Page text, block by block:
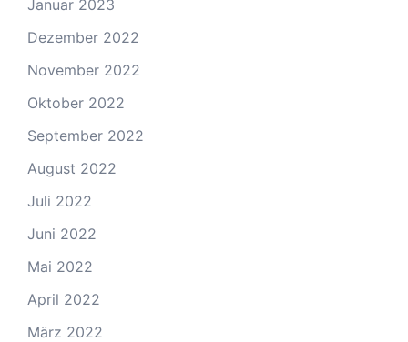
Januar 2023
Dezember 2022
November 2022
Oktober 2022
September 2022
August 2022
Juli 2022
Juni 2022
Mai 2022
April 2022
März 2022